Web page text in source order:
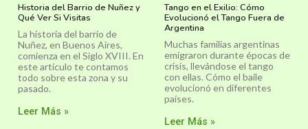
Historia del Barrio de Nuñez y
Qué Ver Si Visitas
La historia del barrio de
Nuñez, en Buenos Aires,
comienza en el Siglo XVIII. En
este artículo te contamos
todo sobre esta zona y su
pasado.
Leer Más »
Tango en el Exilio: Cómo
Evolucionó el Tango Fuera de
Argentina
Muchas familias argentinas
emigraron durante épocas de
crisis, llevándose el tango
con ellas. Cómo el baile
evolucionó en diferentes
países.
Leer Más »